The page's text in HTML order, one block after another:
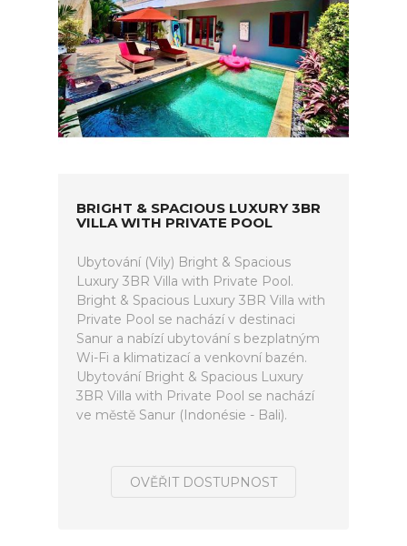
BRIGHT & SPACIOUS LUXURY 3BR
VILLA WITH PRIVATE POOL
Ubytování (Vily) Bright & Spacious
Luxury 3BR Villa with Private Pool.
Bright & Spacious Luxury 3BR Villa with
Private Pool se nachází v destinaci
Sanur a nabízí ubytování s bezplatným
Wi-Fi a klimatizací a venkovní bazén.
Ubytování Bright & Spacious Luxury
3BR Villa with Private Pool se nachází
ve městě Sanur (Indonésie - Bali).
OVĚŘIT DOSTUPNOST